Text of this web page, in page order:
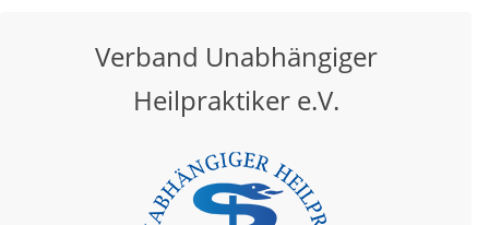
Verband Unabhängiger
Heilpraktiker e.V.